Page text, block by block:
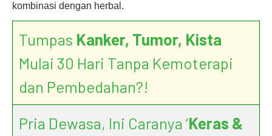
kombinasi dengan herbal.
Tumpas Kanker, Tumor, Kista
Mulai 30 Hari Tanpa Kemoterapi
dan Pembedahan?!
Pria Dewasa, Ini Caranya ‘Keras &